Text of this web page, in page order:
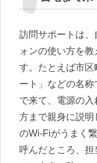
訪問サポートは、
ォンの使い方を
す。たとえば市
ート」などの名称
で来て、電源の
方まで親身に説
のWi-Fiがうまく
呼んだところ、